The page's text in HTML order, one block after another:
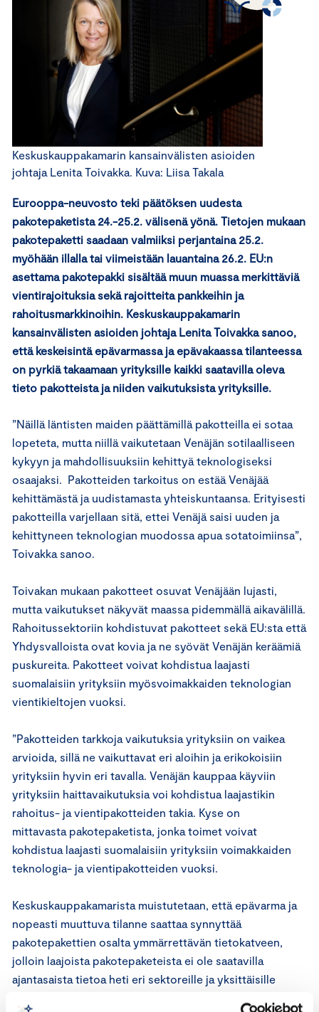
Keskuskauppakamarin kansainvälisten asioiden
johtaja Lenita Toivakka. Kuva: Liisa Takala
Eurooppa-neuvosto teki päätöksen uudesta
pakotepaketista 24.-25.2. välisenä yönä. Tietojen mukaan
pakotepaketti saadaan valmiiksi perjantaina 25.2.
myöhään illalla tai viimeistään lauantaina 26.2. EU:n
asettama pakotepakki sisältää muun muassa merkittäviä
vientirajoituksia sekä rajoitteita pankkeihin ja
rahoitusmarkkinoihin. Keskuskauppakamarin
kansainvälisten asioiden johtaja Lenita Toivakka sanoo,
että keskeisintä epävarmassa ja epävakaassa tilanteessa
on pyrkiä takaamaan yrityksille kaikki saatavilla oleva
tieto pakotteista ja niiden vaikutuksista yrityksille.
”Näillä läntisten maiden päättämillä pakotteilla ei sotaa
lopeteta, mutta niillä vaikutetaan Venäjän sotilaalliseen
kykyyn ja mahdollisuuksiin kehittyä teknologiseksi
osaajaksi. Pakotteiden tarkoitus on estää Venäjää
kehittämästä ja uudistamasta yhteiskuntaansa. Erityisesti
pakotteilla varjellaan sitä, ettei Venäjä saisi uuden ja
kehittyneen teknologian muodossa apua sotatoimiinsa”,
Toivakka sanoo.
Toivakan mukaan pakotteet osuvat Venäjään lujasti,
mutta vaikutukset näkyvät maassa pidemmällä aikavälillä.
Rahoitussektoriin kohdistuvat pakotteet sekä EU:sta että
Yhdysvalloista ovat kovia ja ne syövät Venäjän keräämiä
puskureita. Pakotteet voivat kohdistua laajasti
suomalaisiin yrityksiin myösvoimakkaiden teknologian
vientikieltojen vuoksi.
”Pakotteiden tarkkoja vaikutuksia yrityksiin on vaikea
arvioida, sillä ne vaikuttavat eri aloihin ja erikokoisiin
yrityksiin hyvin eri tavalla. Venäjän kauppaa käyviin
yrityksiin haittavaikutuksia voi kohdistua laajastikin
rahoitus- ja vientipakotteiden takia. Kyse on
mittavasta pakotepaketista, jonka toimet voivat
kohdistua laajasti suomalaisiin yrityksiin voimakkaiden
teknologia- ja vientipakotteiden vuoksi.
Keskuskauppakamarista muistutetaan, että epävarma ja
nopeasti muuttuva tilanne saattaa synnyttää
pakotepakettien osalta ymmärrettävän tietokatveen,
jolloin laajoista pakotepaketeista ei ole saatavilla
ajantasaista tietoa heti eri sektoreille ja yksittäisille